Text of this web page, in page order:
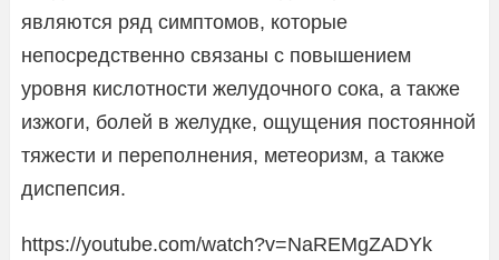
являются ряд симптомов, которые
непосредственно связаны с повышением
уровня кислотности желудочного сока, а также
изжоги, болей в желудке, ощущения постоянной
тяжести и переполнения, метеоризм, а также
диспепсия.
https://youtube.com/watch?v=NaREMgZADYk